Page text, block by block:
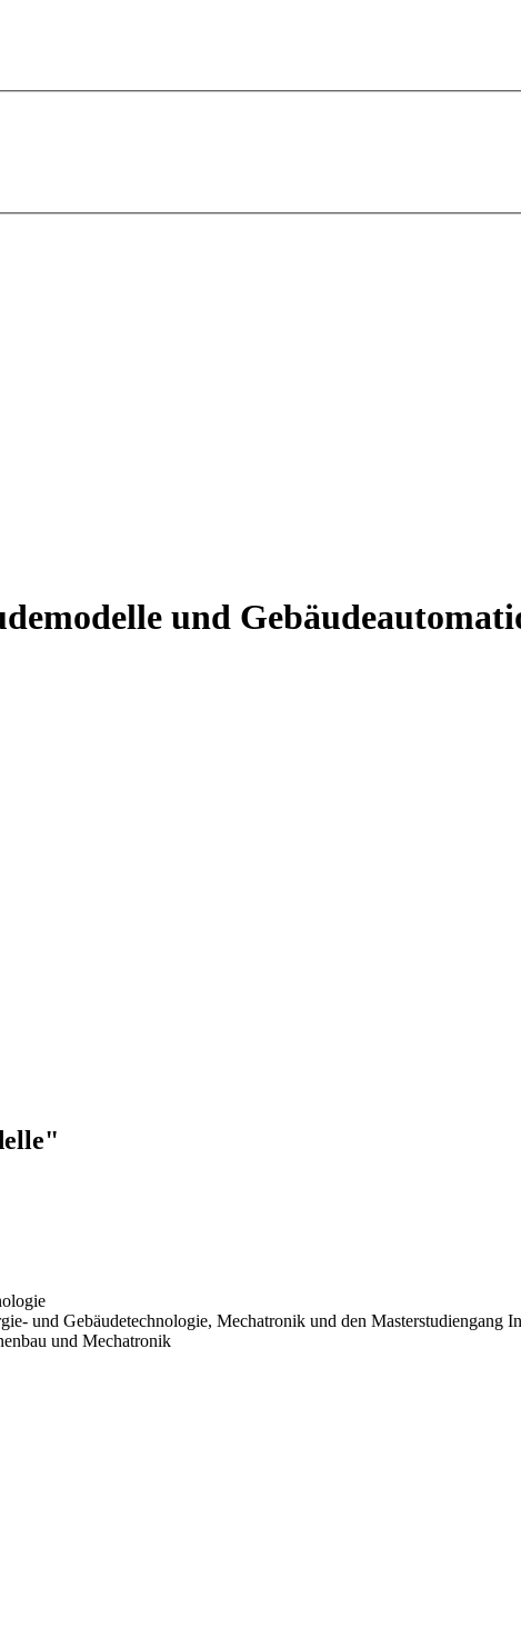
und
und Gebäudetechnologie, Mechatronik und den Masterstudiengang
und Mechatronik